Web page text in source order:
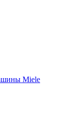
Miele